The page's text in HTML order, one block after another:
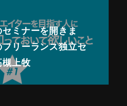
ミナーを開きま
リーランス独立セ
槻上牧